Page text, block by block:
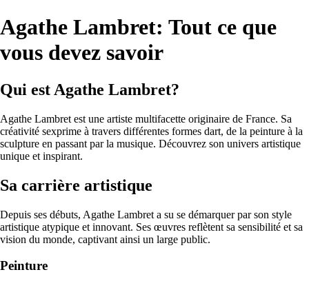
Agathe Lambret: Tout ce que
vous devez savoir
Qui est Agathe Lambret?
Agathe Lambret est une artiste multifacette originaire de France. Sa
créativité sexprime à travers différentes formes dart, de la peinture à la
sculpture en passant par la musique. Découvrez son univers artistique
unique et inspirant.
Sa carrière artistique
Depuis ses débuts, Agathe Lambret a su se démarquer par son style
artistique atypique et innovant. Ses œuvres reflètent sa sensibilité et sa
vision du monde, captivant ainsi un large public.
Peinture